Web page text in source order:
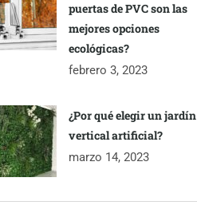
puertas de PVC son las
mejores opciones
ecológicas?
febrero 3, 2023
¿Por qué elegir un jardín
vertical artificial?
marzo 14, 2023